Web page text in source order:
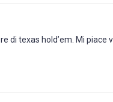
di texas hold’em. Mi piace